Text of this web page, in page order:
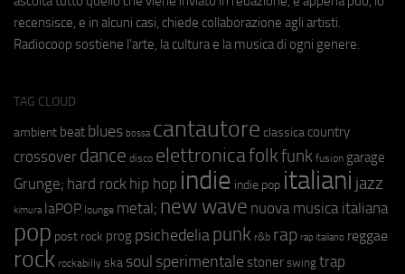
recensisce, e in alcuni casi, chiede collaborazione agli artisti.
Radiocoop sostiene l'arte, la cultura e la musica di ogni genere.
TAG CLOUD
ambient beat blues bossa cantautore classica country
crossover dance disco elettronicafolkfunk fusion garage
Grunge; hard rock hip hop indie indie pop italiani jazz
kimura laPOP lounge metal; new wave nuova musica italiana
pop post rock prog psichedeliapunk r&b rap rap italiano reggae
rock rockabilly ska soul sperimentale stoner swing trap